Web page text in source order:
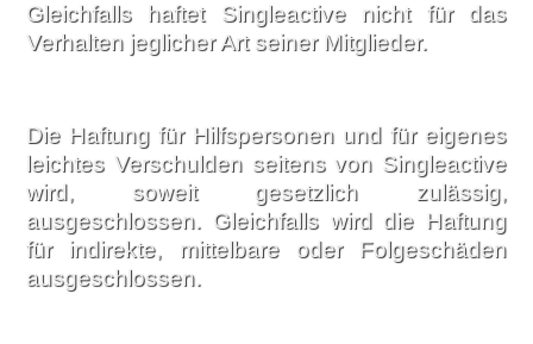
Gleichfalls haftet Singleactive nicht für das
Verhalten jeglicher Art seiner Mitglieder.
Die Haftung für Hilfspersonen und für eigenes
leichtes Verschulden seitens von Singleactive
wird, soweit gesetzlich zulässig,
ausgeschlossen. Gleichfalls wird die Haftung
für indirekte, mittelbare oder Folgeschäden
ausgeschlossen.